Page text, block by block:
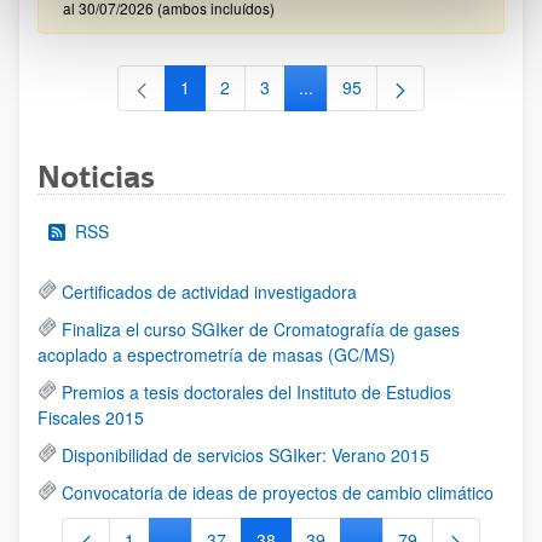
al 30/07/2026 (ambos incluídos)
Página
1 Página
2 Página
3 ...Páginas intermedias Use TAB
Página
95
Noticias
RSS
Certificados de actividad investigadora
Finaliza el curso SGIker de Cromatografía de gases
acoplado a espectrometría de masas (GC/MS)
Premios a tesis doctorales del Instituto de Estudios
Fiscales 2015
Disponibilidad de servicios SGIker: Verano 2015
Convocatoria de ideas de proyectos de cambio climático